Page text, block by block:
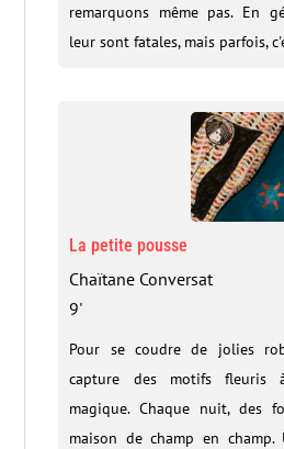
remarquons même pas. En
leur sont fatales, mais parfois,
La petite pousse
Chaïtane Conversat
9'
Pour se coudre de jolies
capture des motifs fleuris
magique. Chaque nuit, des
maison de champ en